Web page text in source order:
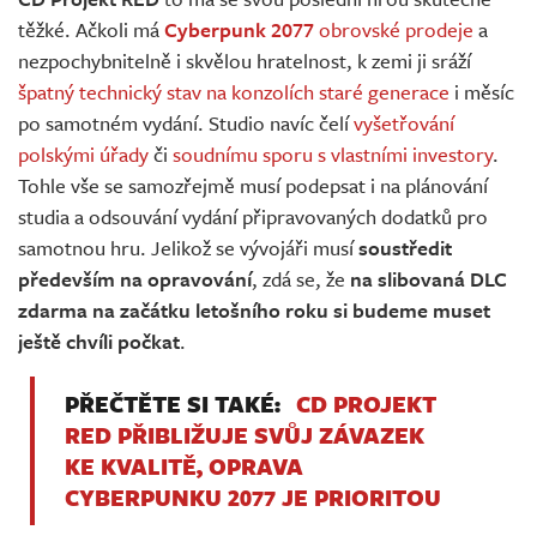
Živě
těžké. Ačkoli máCyberpunk 2077obrovské prodeje a
nezpochybnitelně i skvělou hratelnost, k zemi ji sráží
špatný technický stav na konzolích staré generace i měsíc
po samotném vydání. Studio navíc čelívyšetřování
polskými úřadyči soudnímu sporu s vlastními investory.
Tohle vše se samozřejmě musí podepsat i na plánování
studia a odsouvání vydání připravovaných dodatků pro
samotnou hru. Jelikož se vývojáři musísoustředit
především na opravování, zdá se, že na slibovaná DLC
zdarma na začátku letošního roku si budeme muset
ještě chvíli počkat.
PŘEČTĚTE SI TAKÉ: CD PROJEKT
RED PŘIBLIŽUJE SVŮJ ZÁVAZEK
KE KVALITĚ, OPRAVA
CYBERPUNKU 2077 JE PRIORITOU